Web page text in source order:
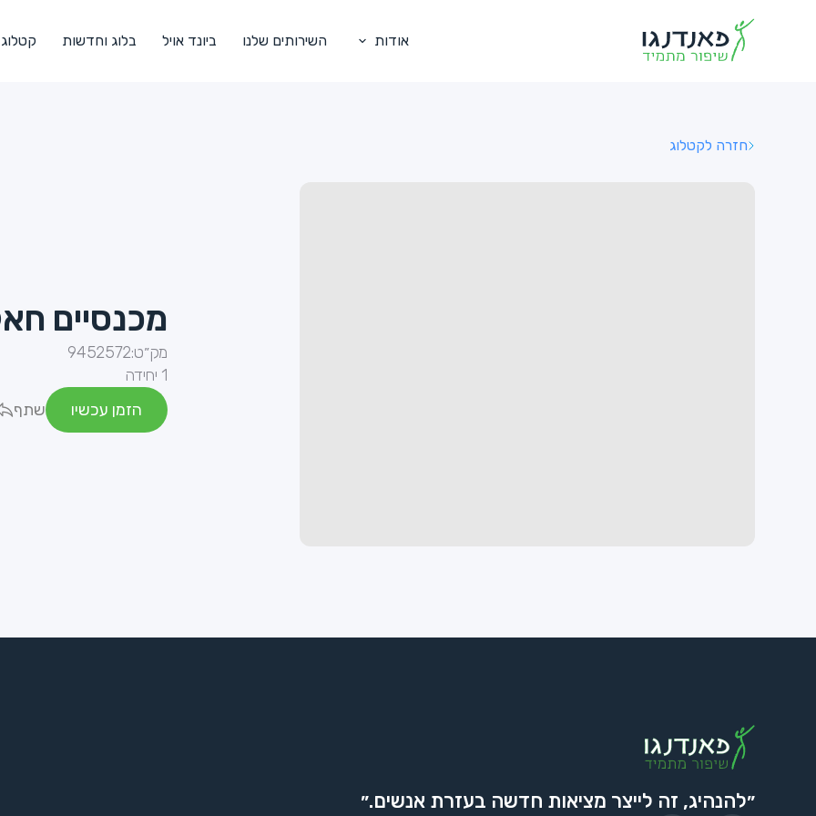
אודות השירותים שלנו ביונד אויל בלוג וחדשות קטלוג
חזרה לקטלוג
מכנסיים
מק״ט:9452572
1 יחידה
הזמן עכשיו
שתף
״להנהיג, זה לייצר מציאות חדשה בעזרת אנשים.״